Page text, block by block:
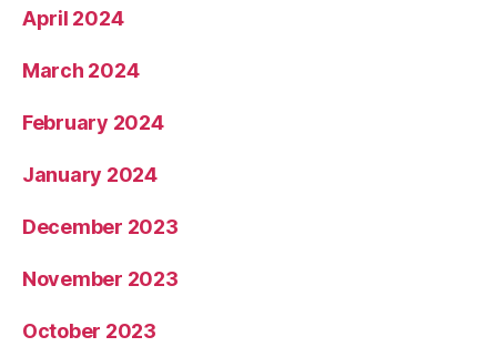
April 2024
March 2024
February 2024
January 2024
December 2023
November 2023
October 2023